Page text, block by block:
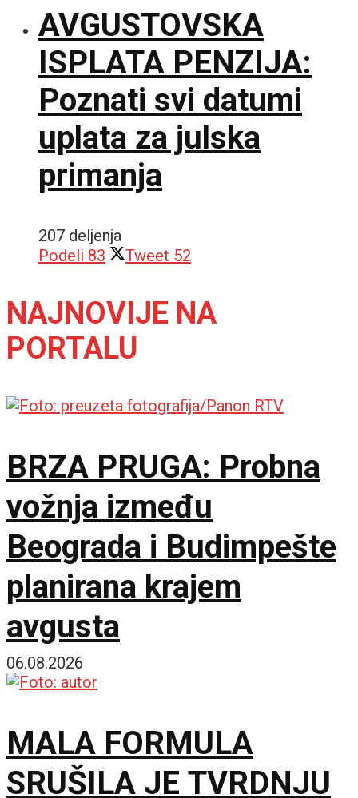
AVGUSTOVSKA
ISPLATA PENZIJA:
Poznati svi datumi
uplata za julska
primanja
207 deljenja
Podeli 83 Tweet 52
NAJNOVIJE NA
PORTALU
BRZA PRUGA: Probna
vožnja između
Beograda i Budimpešte
planirana krajem
avgusta
06.08.2026
MALA FORMULA
SRUŠILA JE TVRDNJU